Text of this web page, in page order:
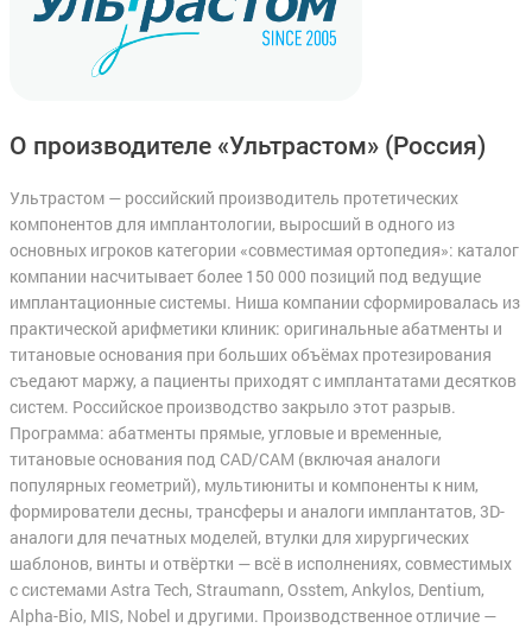
О производителе «Ультрастом» (Россия)
Ультрастом — российский производитель протетических
компонентов для имплантологии, выросший в одного из
основных игроков категории «совместимая ортопедия»: каталог
компании насчитывает более 150 000 позиций под ведущие
имплантационные системы. Ниша компании сформировалась из
практической арифметики клиник: оригинальные абатменты и
титановые основания при больших объёмах протезирования
съедают маржу, а пациенты приходят с имплантатами десятков
систем. Российское производство закрыло этот разрыв.
Программа: абатменты прямые, угловые и временные,
титановые основания под CAD/CAM (включая аналоги
популярных геометрий), мультиюниты и компоненты к ним,
формирователи десны, трансферы и аналоги имплантатов, 3D-
аналоги для печатных моделей, втулки для хирургических
шаблонов, винты и отвёртки — всё в исполнениях, совместимых
с системами Astra Tech, Straumann, Osstem, Ankylos, Dentium,
Alpha-Bio, MIS, Nobel и другими. Производственное отличие —